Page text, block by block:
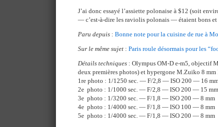
J’ai donc essayé l’assiette polonaise à $12 (soit
— c’est-à-dire les raviolis polonais — étaient bons et
Paru depuis : Bonne note pour la cuisine de rue à
Sur le même sujet : Paris roule désormais pour les
Détails techniques : Olympus OM-D e-m5, objectif
deux premières photos) et hypergone M.Zuiko 8 mm
1re photo : 1/1250 sec. — F/2,8 — ISO 200 — 16
2e photo : 1/1000 sec. — F/2,8 — ISO 200 — 15 mm
3e photo : 1/3200 sec. — F/1,8 — ISO 200 — 8 mm
4e photo : 1/4000 sec. — F/1,8 — ISO 100 — 8 mm
5e photo : 1/4000 sec. — F/1,8 — ISO 200 — 8 mm